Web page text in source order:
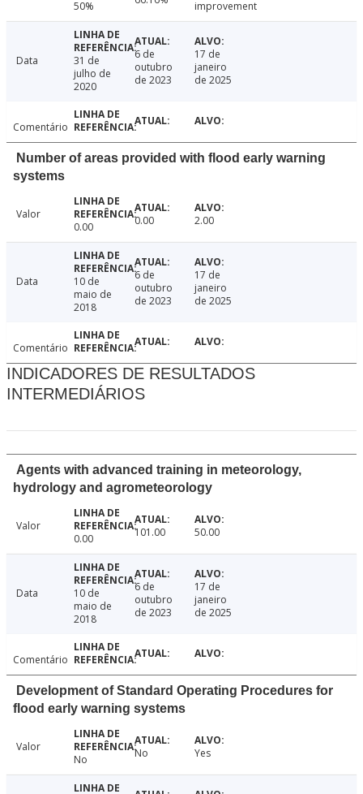
50%
improvement
Data
31 de
julho de
2020
6 de
outubro
de 2023
17 de
janeiro
de 2025
Comentário
Number of areas provided with flood early warning
systems
Valor
0.00
0.00 2.00
Data
10 de
maio de
2018
6 de
outubro
de 2023
17 de
janeiro
de 2025
Comentário
INDICADORES DE RESULTADOS
INTERMEDIÁRIOS
Agents with advanced training in meteorology,
hydrology and agrometeorology
Valor
0.00
101.00 50.00
Data
10 de
maio de
2018
6 de
outubro
de 2023
17 de
janeiro
de 2025
Comentário
Development of Standard Operating Procedures for
flood early warning systems
Valor
No
No Yes